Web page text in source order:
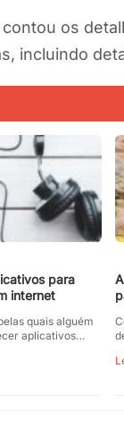
os
incluindo
para
internet
quais alguém
aplicativos…